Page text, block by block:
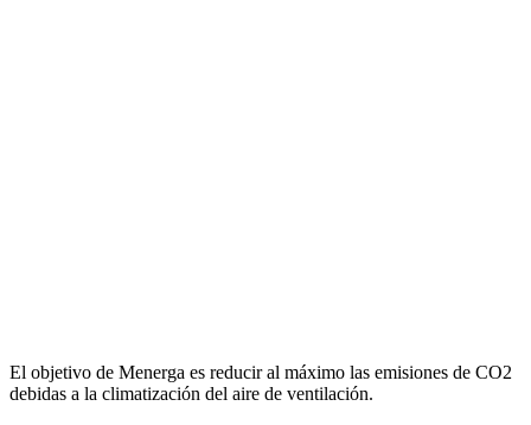
El objetivo de Menerga es reducir al máximo las emisiones de CO2
debidas a la climatización del aire de ventilación.